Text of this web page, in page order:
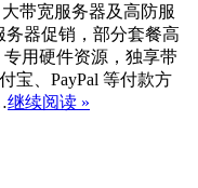
带宽服务器及高防服
器促销，部分套餐高
专用硬件资源，独享带
宝、PayPal 等付款方
继续阅读 »